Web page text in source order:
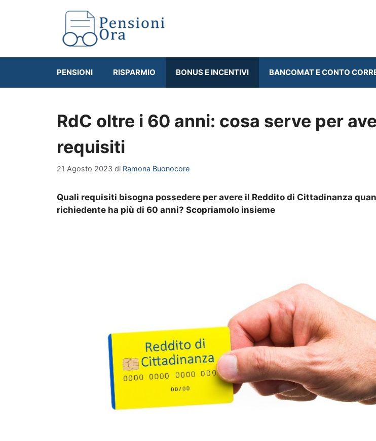
PENSIONI RISPARMIO BONUS E INCENTIVI BANCOMAT E CONTO
RdC oltre i 60 anni: cosa serve per
requisiti
21 Agosto 2023 di Ramona Buonocore
Quali requisiti bisogna possedere per avere il Reddito di Cittadinanza
richiedente ha più di 60 anni? Scopriamolo insieme